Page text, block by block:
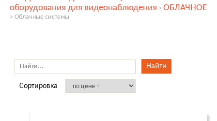
оборудования для видеонаблюдения > ОБЛАЧНОЕ
> Облачные системы
Сортировка